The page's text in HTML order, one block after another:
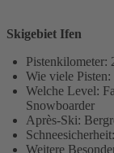
Skigebiet Ifen
Pistenkilometer:
Wie viele Pisten:
Welche Level:
Snowboarder
Après-Ski:
Weitere